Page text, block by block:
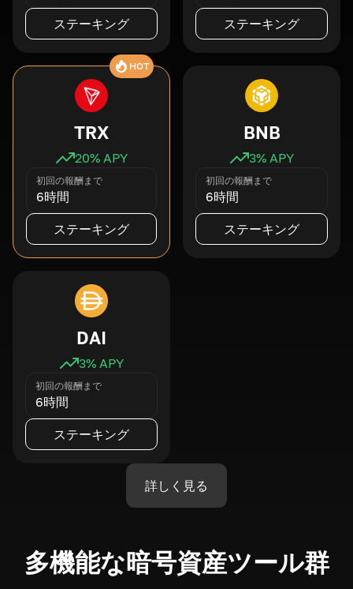
ステーキング ステーキング
HOT
TRX
20% APY
初回の報酬まで
6時間
ステーキング
BNB
3% APY
初回の報酬まで
6時間
ステーキング
DAI
3% APY
初回の報酬まで
6時間
ステーキング
詳しく見る
多機能な暗号資産ツール群